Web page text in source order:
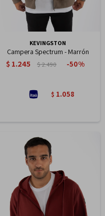
KEVINGSTON
Campera Spectrum - Marrón
$1.245 $2.490 50
$ 1.058